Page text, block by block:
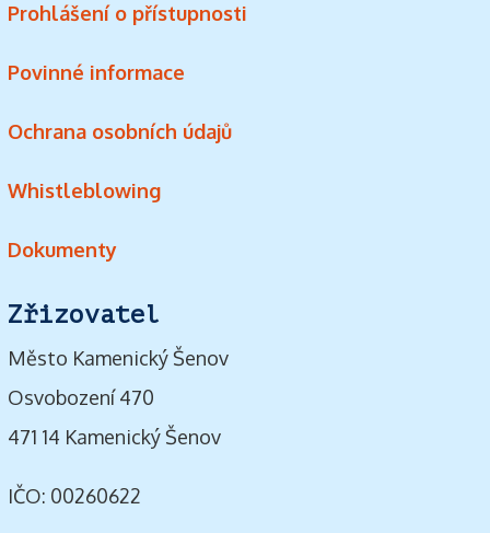
Prohlášení o přístupnosti
Povinné informace
Ochrana osobních údajů
Whistleblowing
Dokumenty
Zřizovatel
Město Kamenický Šenov
Osvobození 470
471 14 Kamenický Šenov
IČO: 00260622